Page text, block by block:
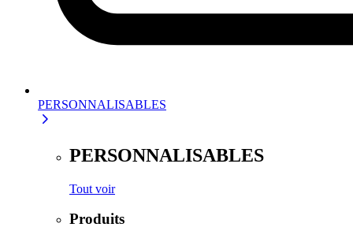
PERSONNALISABLES
PERSONNALISABLES
Tout voir
Produits